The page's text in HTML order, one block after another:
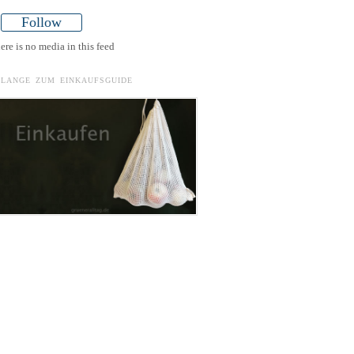
Follow
is no media in this feed
ZUM EINKAUFSGUIDE